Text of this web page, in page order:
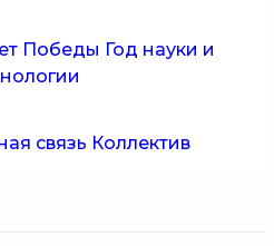
Победы Год науки и
связь Коллектив